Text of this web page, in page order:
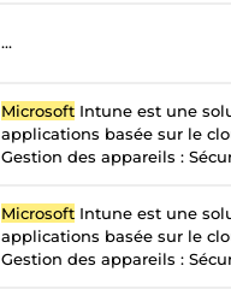
...
Microsoft Intune est une
applications basée sur le
Gestion des appareils :
Microsoft Intune est une
applications basée sur le
Gestion des appareils :